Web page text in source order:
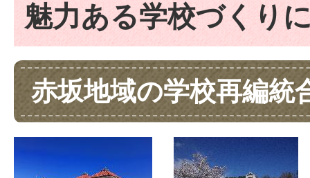
魅力ある学校づくり
赤坂地域の学校再編統